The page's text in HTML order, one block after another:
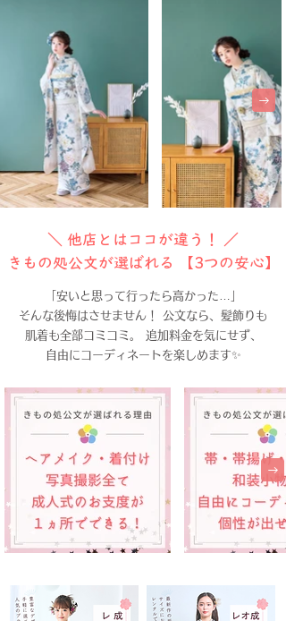
＼ 他店とはココが違う！ ／
きもの処公文が選ばれる 【3つの安心】
「安いと思って行ったら高かった…」
そんな後悔はさせません！ 公文なら、髪飾りも
肌着も全部コミコミ。 追加料金を気にせず、
自由にコーディネートを楽しめます✨